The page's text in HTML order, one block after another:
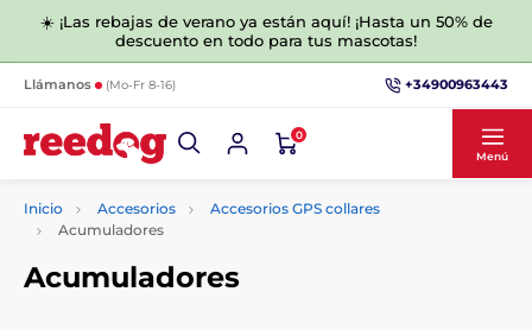
☀️ ¡Las rebajas de verano ya están aquí! ¡Hasta un 50% de
descuento en todo para tus mascotas!
Llámanos (Mo-Fr 8-16) +34900963443
0
Menú
Inicio Accesorios
Accesorios GPS collares
Acumuladores
Acumuladores